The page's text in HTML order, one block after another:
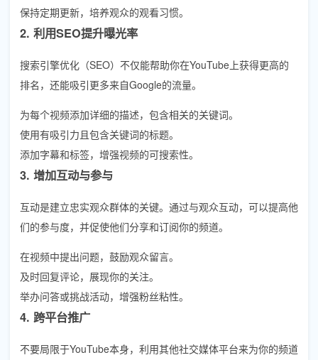
保持定期更新，培养观众的观看习惯。
2. 利用SEO提升曝光率
搜索引擎优化（SEO）不仅能帮助你在YouTube上获得更高的
排名，还能吸引更多来自Google的流量。
为每个视频添加详细的描述，包含相关的关键词。
使用有吸引力且包含关键词的标题。
添加字幕和标签，增强视频的可搜索性。
3. 增加互动与参与
互动是建立忠实观众群体的关键。通过与观众互动，可以提高他
们的参与度，并促使他们分享和订阅你的频道。
在视频中提出问题，鼓励观众留言。
及时回复评论，展现你的关注。
举办问答或挑战活动，增强粉丝粘性。
4. 跨平台推广
不要局限于YouTube本身，利用其他社交媒体平台来为你的频道